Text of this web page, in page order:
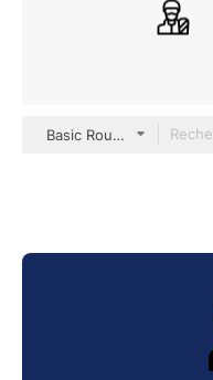
Basic Rounded Filled